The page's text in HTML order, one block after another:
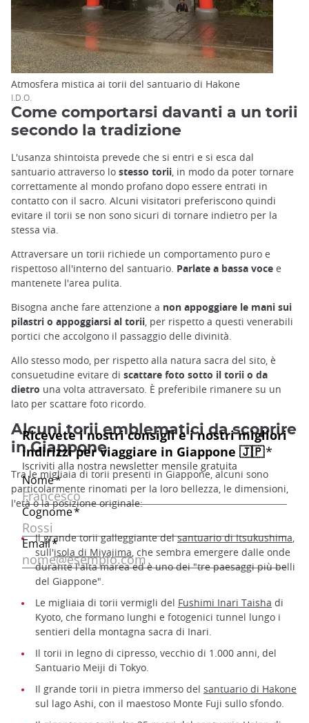
Atmosfera mistica ai torii del santuario di Hakone
I.D.O.
Come comportarsi davanti a un torii
secondo la tradizione
L'usanza shintoista prevede che si entri e si esca dal
santuario attraverso lo stesso torii , in modo da poter tornare
correttamente al mondo profano dopo essere entrati in
contatto con il sacro. Alcuni visitatori preferiscono quindi
evitare il torii se non sono sicuri di tornare indietro per la
stessa via.
Attraversare un torii richiede un comportamento puro e
rispettoso all'interno del santuario. Parlate a bassa voce e
mantenete l'area pulita.
Bisogna anche fare attenzione a non appoggiare le mani sui
pilastri o appoggiarsi al torii, per rispetto a questi venerabili
portici che accolgono il passaggio delle divinità.
Allo stesso modo, per rispetto alla natura sacra del sito, è
consuetudine evitare di scattare foto sotto il torii o da
dietro una volta attraversato. È preferibile rimanere su un
lato per scattare foto ricordo.
Alcuni torii emblematici da scoprire
in Giappone
Tra le migliaia di torii presenti in Giappone, alcuni sono
particolarmente rinomati per la loro bellezza, le dimensioni,
l'età o la posizione originale:
Il grande torii galleggiante delsantuario di Itsukushima,
sull'isola di Miyajima, che sembra emergere dalle onde
durante l'alta marea ed è uno dei "tre paesaggi più belli
del Giappone".
Le migliaia di torii vermigli del Fushimi Inari Taisha di
Kyoto, che formano lunghi e fotogenici tunnel lungo i
sentieri della montagna sacra di Inari.
Il torii in legno di cipresso, vecchio di 1.000 anni, del
Santuario Meiji di Tokyo.
Il grande torii in pietra immerso del santuario di Hakone
sul lago Ashi, con il maestoso Monte Fuji sullo sfondo.